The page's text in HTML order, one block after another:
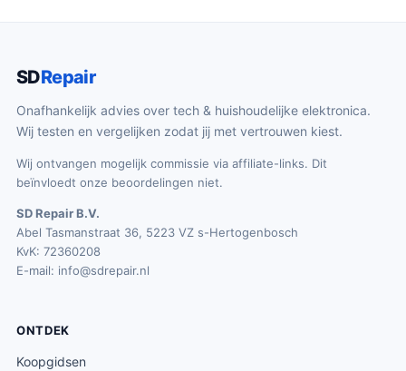
6
4
9
9
SDRepair
Onafhankelijk advies over tech & huishoudelijke elektronica.
Wij testen en vergelijken zodat jij met vertrouwen kiest.
Wij ontvangen mogelijk commissie via affiliate-links. Dit
beïnvloedt onze beoordelingen niet.
SD Repair B.V.
Abel Tasmanstraat 36, 5223 VZ s-Hertogenbosch
KvK: 72360208
E-mail: info@sdrepair.nl
ONTDEK
Koopgidsen